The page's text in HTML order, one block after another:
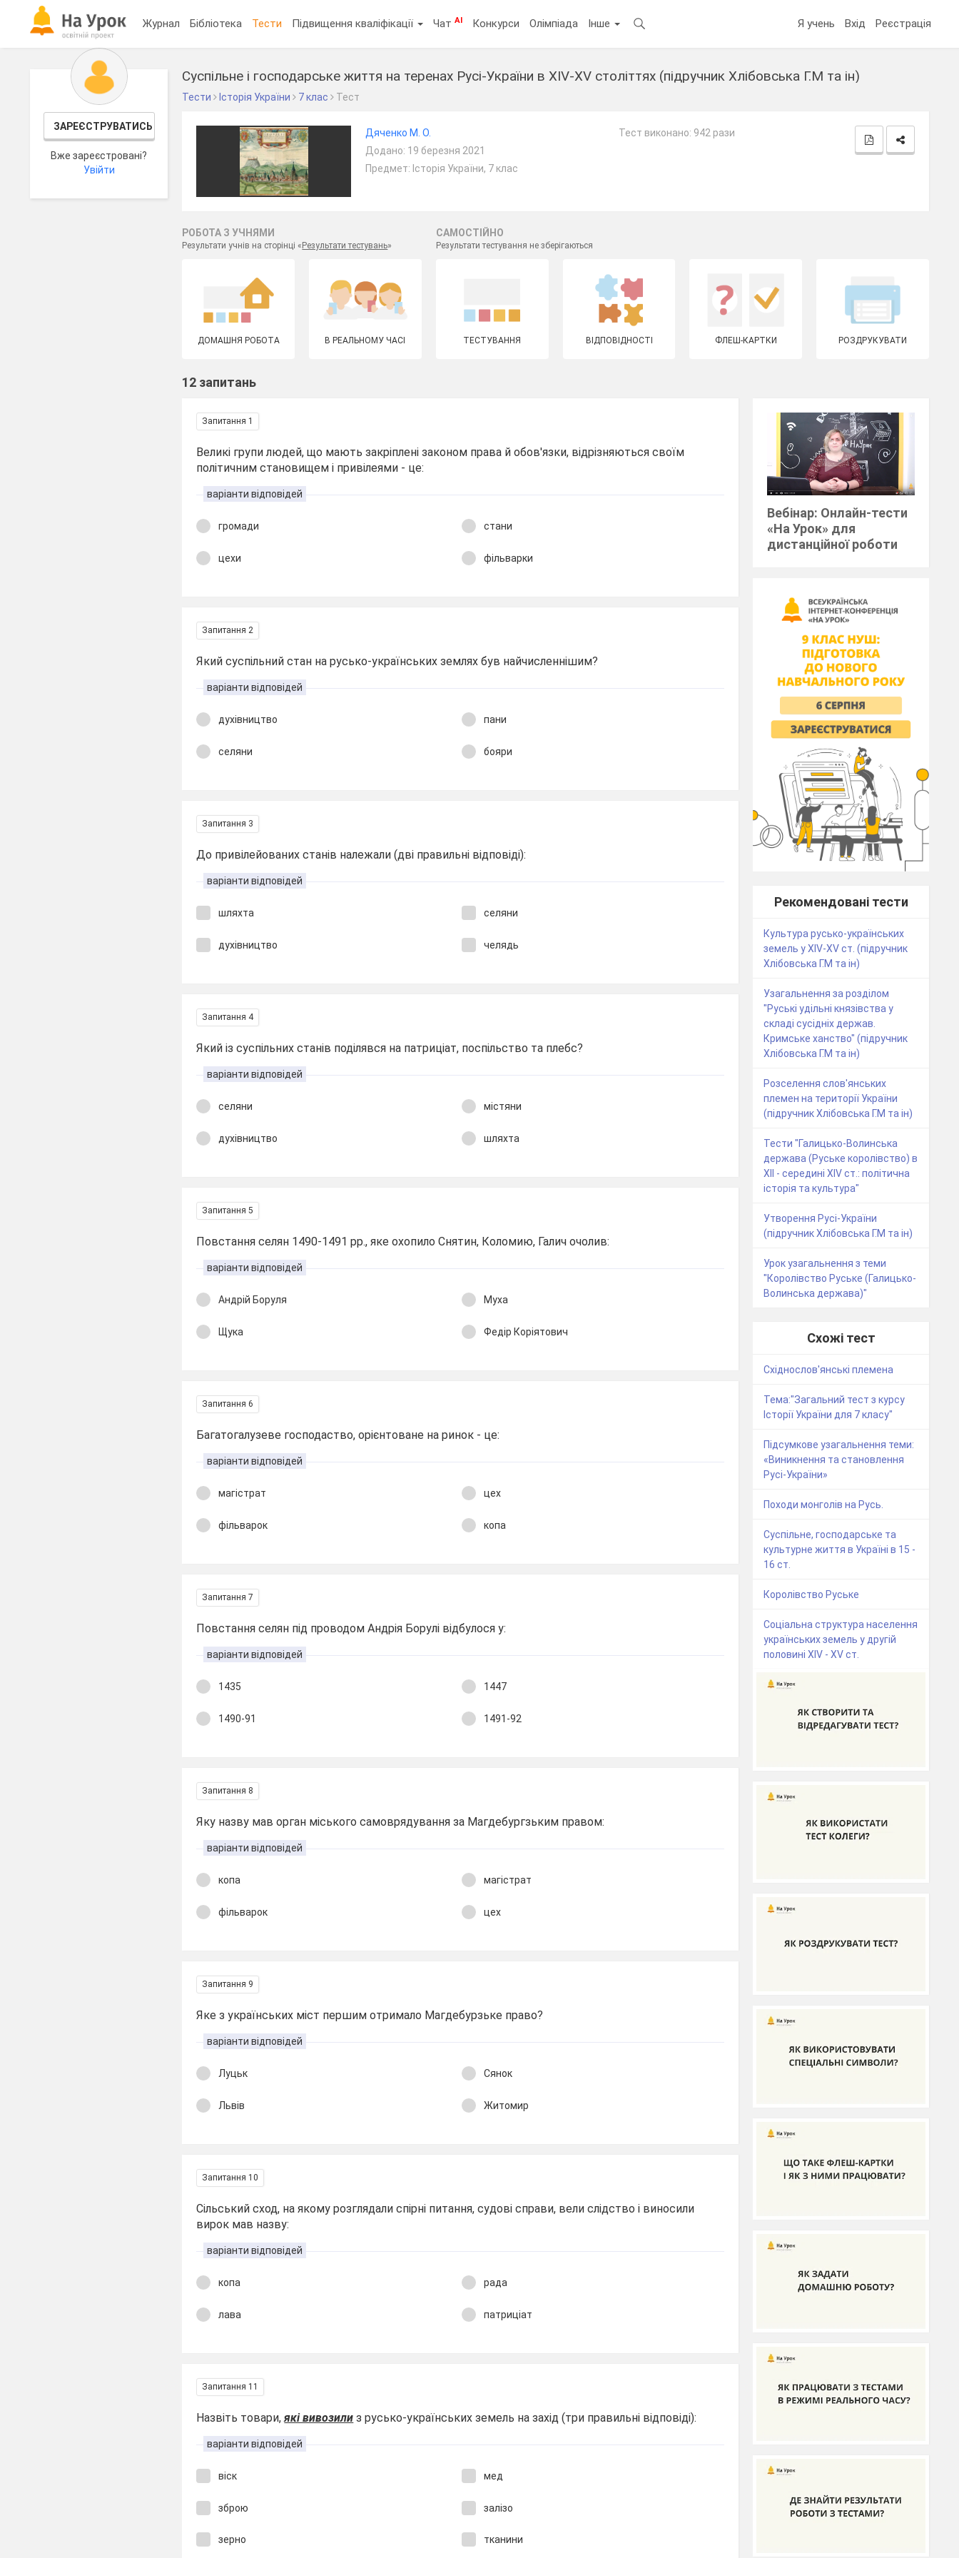
Журнал Бібліотека Тести Підвищення кваліфікації ЧатAI Конкурси Олімпіада Інше Я учень Вхід Реєстрація
ЗАРЕЄСТРУВАТИСЬ
Вже зареєстровані?
Увійти
Суспільне і господарське життя на теренах Русі-України в ХІV-ХV століттях (підручник Хлібовська Г.М та ін)
Тести Історія України 7 клас Тест
Дяченко М. О.
Додано: 19 березня 2021
Предмет: Історія України, 7 клас
Тест виконано: 942 рази
РОБОТА З УЧНЯМИ
Результати учнів на сторінці « Результати тестувань»
САМОСТІЙНО
Результати тестування не зберігаються
ДОМАШНЯ РОБОТА В РЕАЛЬНОМУ ЧАСІ ТЕСТУВАННЯ ВІДПОВІДНОСТІ ФЛЕШ-КАРТКИ РОЗДРУКУВАТИ
12 запитань
Запитання 1
Великі групи людей, що мають закріплені законом права й обов'язки, відрізняються своїм
політичним становищем і привілеями - це:
варіанти відповідей
громади стани
цехи фільварки
Запитання 2
Який суспільний стан на русько-українських землях був найчисленнішим?
варіанти відповідей
духівництво пани
селяни бояри
Запитання 3
До привілейованих станів належали (дві правильні відповіді):
варіанти відповідей
шляхта селяни
духівництво челядь
Запитання 4
Який із суспільних станів поділявся на патриціат, поспільство та плебс?
варіанти відповідей
селяни містяни
духівництво шляхта
Запитання 5
Повстання селян 1490-1491 рр., яке охопило Снятин, Коломию, Галич очолив:
варіанти відповідей
Андрій Боруля Муха
Щука Федір Коріятович
Запитання 6
Багатогалузеве господаство, орієнтоване на ринок - це:
варіанти відповідей
магістрат цех
фільварок копа
Запитання 7
Повстання селян під проводом Андрія Борулі відбулося у:
варіанти відповідей
1435 1447
1490-91 1491-92
Запитання 8
Яку назву мав орган міського самоврядування за Магдебургзьким правом:
варіанти відповідей
копа магістрат
фільварок цех
Запитання 9
Яке з українських міст першим отримало Магдебурзьке право?
варіанти відповідей
Луцьк Сянок
Львів Житомир
Запитання 10
Сільський сход, на якому розглядали спірні питання, судові справи, вели слідство і виносили
вирок мав назву:
варіанти відповідей
копа рада
лава патриціат
Запитання 11
Назвіть товари,які вивозили з русько-українських земель на захід (три правильні відповіді):
варіанти відповідей
віск мед
зброю залізо
зерно тканини
Вебінар: Онлайн-тести
«На Урок» для
дистанційної роботи
Рекомендовані тести
Культура русько-українських
земель у ХІV-ХV ст. (підручник
Хлібовська Г.М та ін)
Узагальнення за розділом
"Руські удільні князівства у
складі сусідніх держав.
Кримське ханство" (підручник
Хлібовська Г.М та ін)
Розселення слов'янських
племен на території України
(підручник Хлібовська Г.М та ін)
Тести "Галицько-Волинська
держава (Руське королівство) в
ХІІ - середині ХIV ст.: політична
історія та культура"
Утворення Русі-України
(підручник Хлібовська Г.М та ін)
Урок узагальнення з теми
"Королівство Руське (Галицько-
Волинська держава)"
Схожі тест
Східнослов'янські племена
Тема:"Загальний тест з курсу
Історії України для 7 класу"
Підсумкове узагальнення теми:
«Виникнення та становлення
Русі-України»
Походи монголів на Русь.
Суспільне, господарське та
культурне життя в Україні в 15 -
16 ст.
Королівство Руське
Соціальна структура населення
українських земель у другій
половині XIV - XV ст.